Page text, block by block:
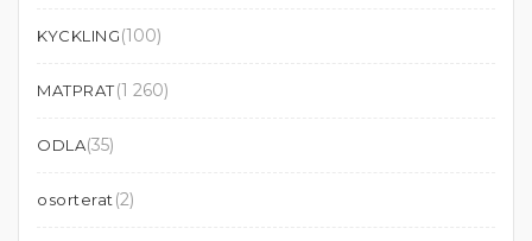
KYCKLING(100)
MATPRAT(1 260)
ODLA(35)
osorterat (2)